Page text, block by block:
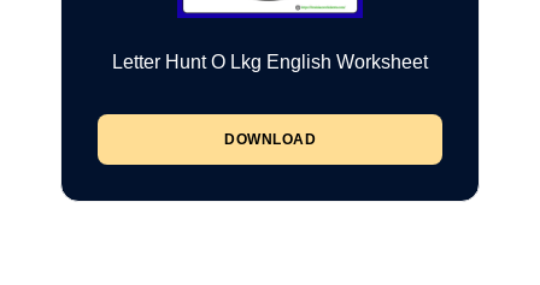
Letter Hunt O Lkg English Worksheet
DOWNLOAD